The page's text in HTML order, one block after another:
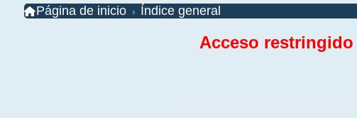
Página de inicio Índice general
Acceso